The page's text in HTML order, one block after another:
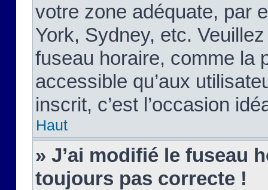
votre zone adéquate, par
York, Sydney, etc.
fuseau horaire, comme la
accessible qu’aux
inscrit, c’est l’occasion
Haut
» J’ai modifié le fuseau
toujours pas correcte !